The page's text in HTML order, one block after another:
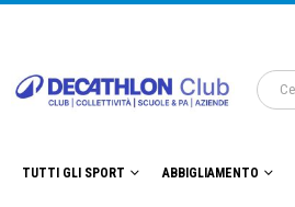
TUTTI GLI SPORT ABBIGLIAMENTO